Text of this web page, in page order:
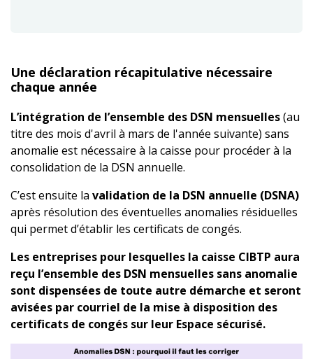
Une déclaration récapitulative nécessaire
chaque année
L’intégration de l’ensemble des DSN mensuelles(au
titre des mois d'avril à mars de l'année suivante) sans
anomalie est nécessaire à la caisse pour procéder à la
consolidation de la DSN annuelle.
C’est ensuite la validation de la DSN annuelle (DSNA)
après résolution des éventuelles anomalies résiduelles
qui permet d’établir les certificats de congés.
Les entreprises pour lesquelles la caisse CIBTP aura
reçu l’ensemble des DSN mensuelles sans anomalie
sont dispensées de toute autre démarche et seront
avisées par courriel de la mise à disposition des
certificats de congés sur leur Espace sécurisé.